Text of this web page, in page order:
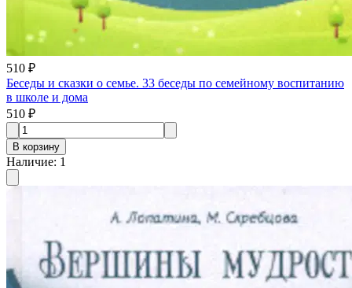
510 ₽
Беседы и сказки о семье. 33 беседы по семейному воспитанию
в школе и дома
510 ₽
В корзину
Наличие: 1